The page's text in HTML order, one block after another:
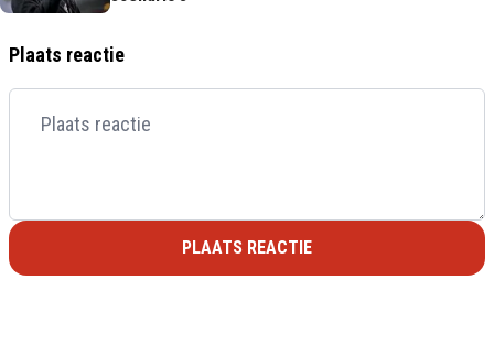
Plaats reactie
PLAATS REACTIE